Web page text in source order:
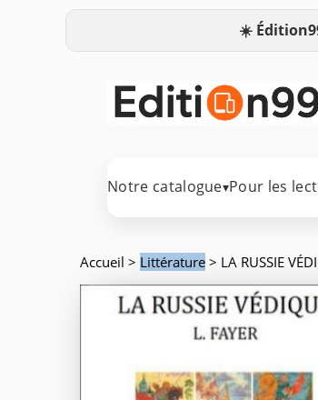
☀️
Notre catalogue▾Pour les
Accueil > Littérature > LA RUSSIE